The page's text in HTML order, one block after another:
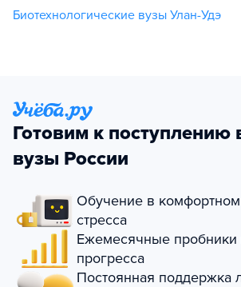
Биотехнологические вузы Улан-Удэ
Готовим к поступлению
вузы России
Обучение в
стресса
Ежемесячные пробники
прогресса
Постоянная поддержка